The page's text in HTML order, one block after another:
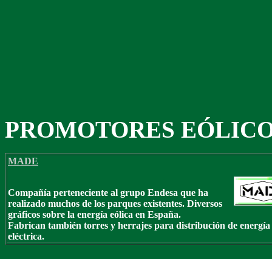
PROMOTORES
MADE
Compañía perteneciente al grupo Endesa que ha
realizado muchos de los parques existentes. Diversos
gráficos sobre la energía eólica en España.
Fabrican también torres y herrajes para distribución de energía
eléctrica.